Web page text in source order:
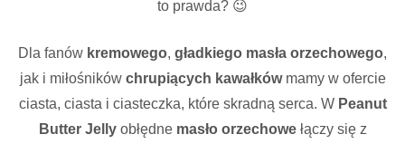
to prawda? 😉
Dla fanów kremowego, gładkiego masła orzechowego,
jak i miłośników chrupiących kawałkówmamy w ofercie
ciasta, ciasta i ciasteczka, które skradną serca. W Peanut
Butter Jellyobłędne masło orzechowełączy się z